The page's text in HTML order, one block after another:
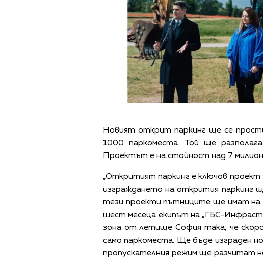
Новият открит паркинг ще се
1000 паркоместа. Той ще
Проектът е на стойност над 7
„Откритият паркинг е ключов проект
изграждането на открития паркинг
тези проекти пътниците ще имат на
шест месеца екипът на „ГБС-
зона от летище София така, че
само паркоместа. Ще бъде изграден
пропускателния режим ще разчитат